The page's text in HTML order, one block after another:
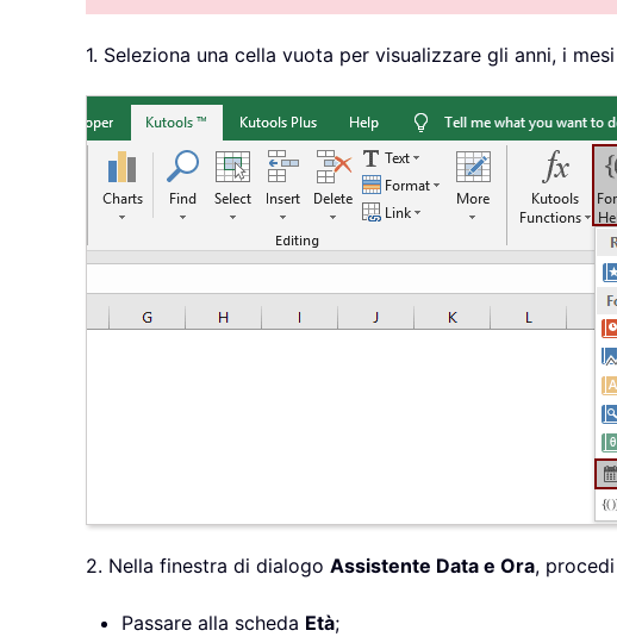
1. Seleziona una cella vuota per visualizzare gli anni, i
2. Nella finestra di dialogo Assistente Data e Ora,
Passare alla scheda Età;